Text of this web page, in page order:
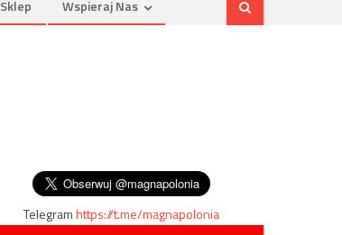
Sklep Wspieraj Nas
Telegramhttps://t.me/magnapolonia